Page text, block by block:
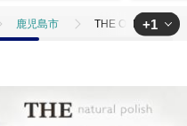
鹿児島市 THE OLD+1